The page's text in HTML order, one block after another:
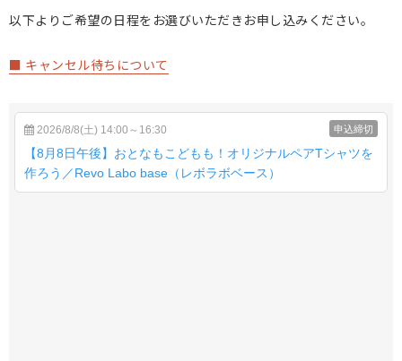
以下よりご希望の日程をお選びいただきお申し込みください。
■ キャンセル待ちについて